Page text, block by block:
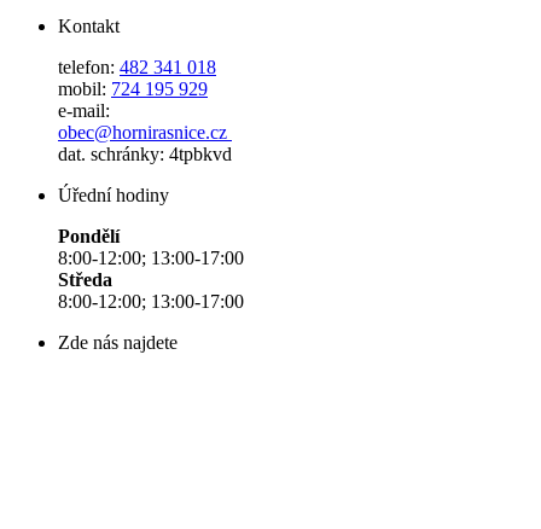
Kontakt
telefon: 482 341 018
mobil: 724 195 929
e-mail:
obec@hornirasnice.cz
dat. schránky: 4tpbkvd
Úřední hodiny
Pondělí
8:00-12:00; 13:00-17:00
Středa
8:00-12:00; 13:00-17:00
Zde nás najdete